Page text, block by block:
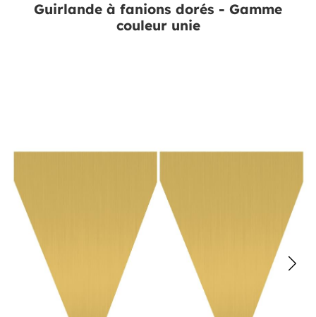
Guirlande à fanions dorés - Gamme
couleur unie